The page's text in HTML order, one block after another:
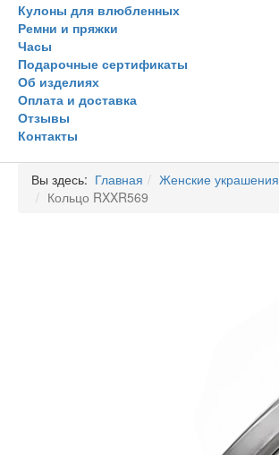
Кулоны для влюбленных
Ремни и пряжки
Часы
Подарочные сертификаты
Об изделиях
Оплата и доставка
Отзывы
Контакты
Вы здесь: Главная Женские украшения
Кольцо RXXR569